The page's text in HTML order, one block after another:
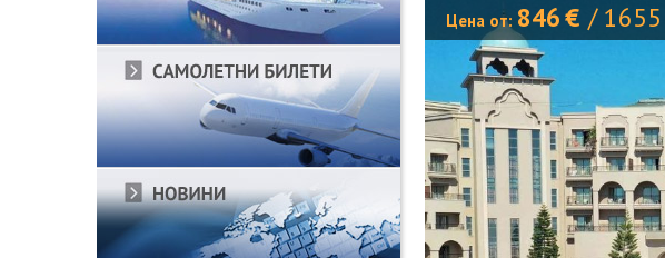
Цена от: 846€ / 1655